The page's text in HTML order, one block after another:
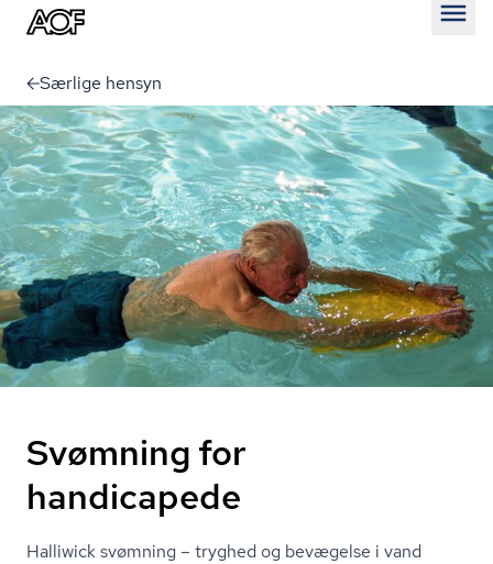
Særlige hensyn
Svømning for
handicapede
Halliwick svømning – tryghed og bevægelse i vand